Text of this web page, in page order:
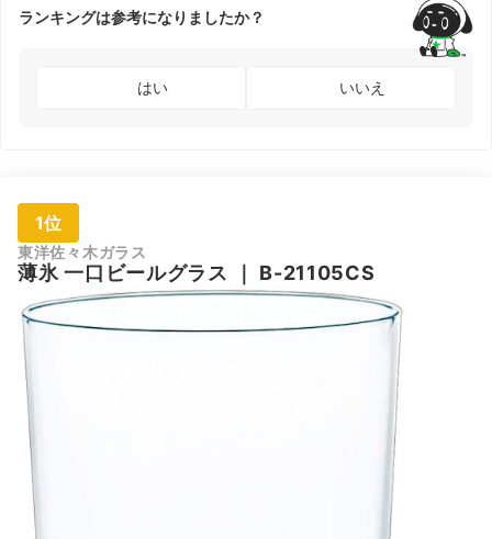
ランキングは参考になりましたか？
はい いいえ
1位
東洋佐々木ガラス
薄氷 一口ビールグラス ｜ B-21105CS